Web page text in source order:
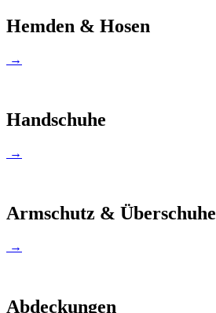
Hemden & Hosen
→
Handschuhe
→
Armschutz & Überschuhe
→
Abdeckungen